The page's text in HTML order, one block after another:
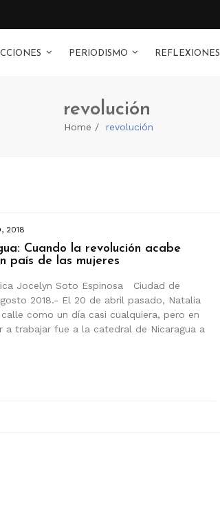
PERIODISMO REFLEXIONES
revolución
Home revolución
2018
Cuando la revolución acabe
país de las mujeres
Jocelyn Soto Espinosa Ciudad de
2018.- El 20 de abril pasado, Natalia
como un día casi cualquiera, pero en
a trabajar fue a la catedral de Nicaragua a